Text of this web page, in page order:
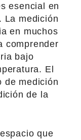
esencial en
La medición
en muchos
comprender
bajo
El
de medición
de la
que